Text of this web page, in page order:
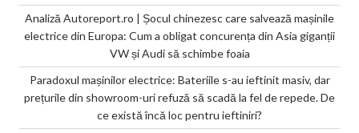
Analiză Autoreport.ro | Șocul chinezesc care salvează mașinile
electrice din Europa: Cum a obligat concurența din Asia giganții
VW și Audi să schimbe foaia
Paradoxul mașinilor electrice: Bateriile s-au ieftinit masiv, dar
prețurile din showroom-uri refuză să scadă la fel de repede. De
ce există încă loc pentru ieftiniri?